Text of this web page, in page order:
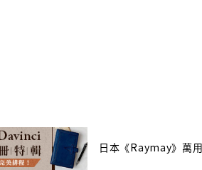
日本《Raymay》萬